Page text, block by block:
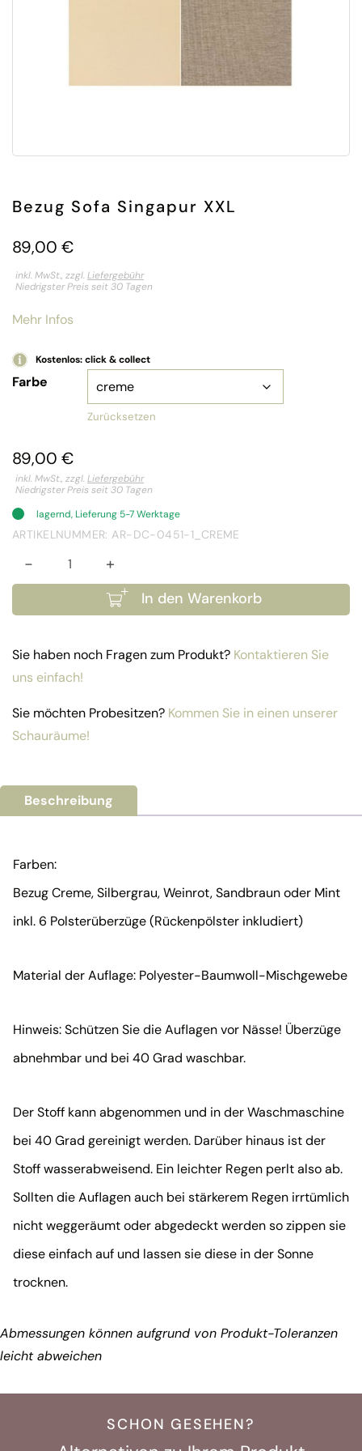
Bezug Sofa Singapur XXL
89,00 €
inkl. MwSt., zzgl.Liefergebühr
Niedrigster Preis seit 30 Tagen
Mehr Infos
Kostenlos: click & collect
Farbe
Zurücksetzen
89,00 €
inkl. MwSt., zzgl.Liefergebühr
Niedrigster Preis seit 30 Tagen
lagernd, Lieferung 5-7 Werktage
ARTIKELNUMMER: AR-DC-0451-1_CREME
- +
In den Warenkorb
Sie haben noch Fragen zum Produkt? Kontaktieren Sie
uns einfach!
Sie möchten Probesitzen? Kommen Sie in einen unserer
Schauräume!
Beschreibung
Farben:
Bezug Creme, Silbergrau, Weinrot, Sandbraun oder Mint
inkl. 6 Polsterüberzüge (Rückenpölster inkludiert)
Material der Auflage: Polyester-Baumwoll-Mischgewebe
Hinweis: Schützen Sie die Auflagen vor Nässe! Überzüge
abnehmbar und bei 40 Grad waschbar.
Der Stoff kann abgenommen und in der Waschmaschine
bei 40 Grad gereinigt werden. Darüber hinaus ist der
Stoff wasserabweisend. Ein leichter Regen perlt also ab.
Sollten die Auflagen auch bei stärkerem Regen irrtümlich
nicht weggeräumt oder abgedeckt werden so zippen sie
diese einfach auf und lassen sie diese in der Sonne
trocknen.
Abmessungen können aufgrund von Produkt-Toleranzen
leicht abweichen
SCHON GESEHEN?